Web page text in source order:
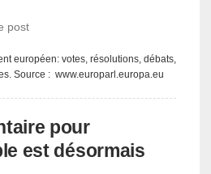
post
européen: votes, résolutions, débats,
Source : www.europarl.europa.eu
pour
est désormais